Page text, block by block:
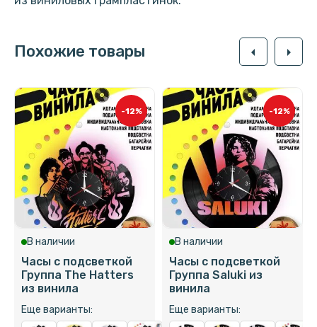
Похожие товары arrow_left arrow_right
-12%
В наличии
Часы с подсветкой
Группа The Hatters
из винила
Еще варианты:
-12%
В наличии
Часы с подсветкой
Группа Saluki из
винила
Еще варианты: